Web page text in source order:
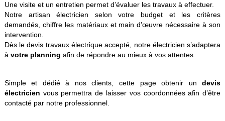
Une visite et un entretien permet d’évaluer les travaux à effectuer.
Notre artisan électricien selon votre budget et les critères
demandés, chiffre les matériaux et main d’œuvre nécessaire à son
intervention.
Dès le devis travaux électrique accepté, notre électricien s’adaptera
à votre planning afin de répondre au mieux à vos attentes.
Simple et dédié à nos clients, cette page obtenir undevis
électricien vous permettra de laisser vos coordonnées afin d’être
contacté par notre professionnel.